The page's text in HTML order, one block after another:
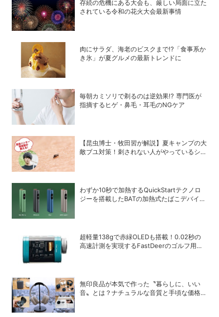
存続の危機にある大会も、厳しい局面に立た
されている令和の花火大会最新事情
肉にサラダ、海老のビスクまで!?「食事系か
き氷」が夏グルメの最新トレンドに
毎朝カミソリで剃るのは逆効果!? 専門医が
指摘するヒゲ・鼻毛・耳毛のNGケア
【昆虫博士・牧田習が解説】夏キャンプの大
敵ブユ対策！刺されない人がやっているシン
わずか10秒で加熱するQuickStartテクノロ
ジーを搭載したBATの加熱式たばこデバイス
超軽量138gで赤緑OLEDも搭載！0.02秒の
高速計測を実現するFastDeerのゴルフ用レ
無印良品が本気で作った〝暮らしに、いい
音〟とは？ナチュラルな音質と手頃な価格を